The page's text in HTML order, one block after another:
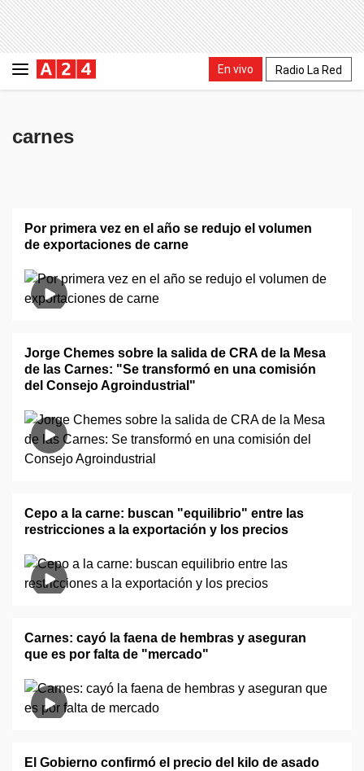
En vivo Radio La Red
carnes
Por primera vez en el año se redujo el volumen
de exportaciones de carne
Jorge Chemes sobre la salida de CRA de la Mesa
de las Carnes: "Se transformó en una comisión
del Consejo Agroindustrial"
Cepo a la carne: buscan "equilibrio" entre las
restricciones a la exportación y los precios
Carnes: cayó la faena de hembras y aseguran
que es por falta de "mercado"
El Gobierno confirmó el precio del kilo de asado